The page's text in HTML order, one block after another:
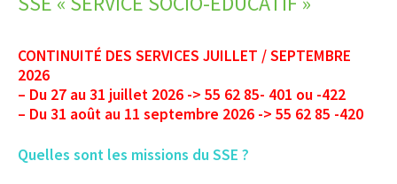
ACTUALITÉ
AGENDA
ACTIVITÉS
CONTINUITÉ DES SERVICES JUILLET / SEPTEMBRE
2026
– Du 27 au 31 juillet 2026 -> 55 62 85- 401 ou -422
– Du 31 août au 11 septembre 2026 -> 55 62 85 -420
Quelles sont les missions du SSE ?